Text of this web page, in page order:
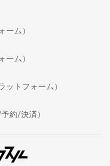
ーム）
ーム）
ットフォーム）
約/決済）